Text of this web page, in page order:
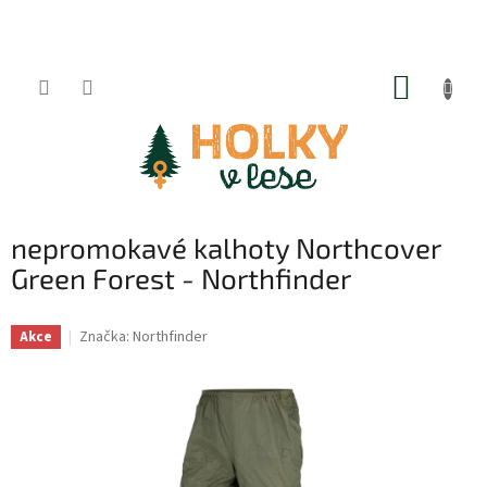
nepromokavé kalhoty Northcover
Green Forest - Northfinder
Akce Značka: Northfinder